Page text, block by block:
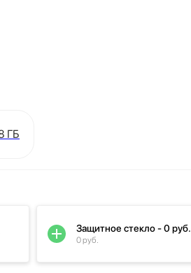
ГБ
Защитное стекло - 0 руб.
0 руб.